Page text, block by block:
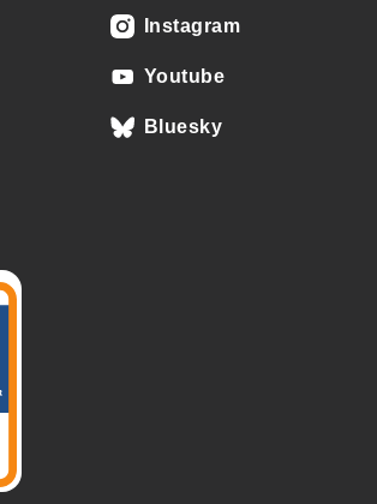
Instagram
Youtube
Bluesky